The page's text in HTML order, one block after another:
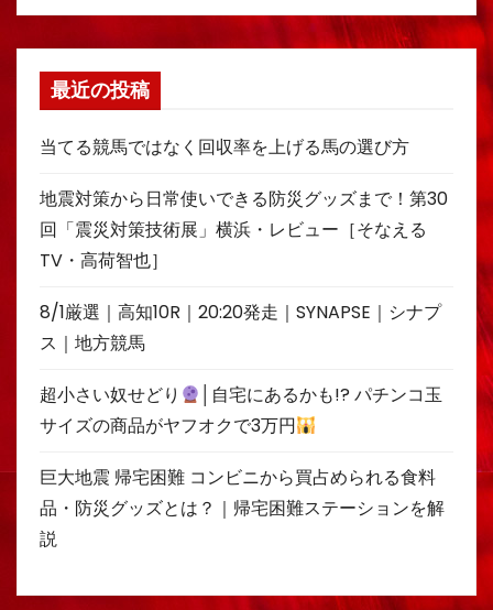
最近の投稿
当てる競馬ではなく回収率を上げる馬の選び方
地震対策から日常使いできる防災グッズまで！第30
回「震災対策技術展」横浜・レビュー［そなえる
TV・高荷智也］
8/1厳選｜高知10R｜20:20発走｜SYNAPSE｜シナプ
ス｜地方競馬
超小さい奴せどり
│自宅にあるかも!? パチンコ玉
サイズの商品がヤフオクで3万円
巨大地震 帰宅困難 コンビニから買占められる食料
品・防災グッズとは？｜帰宅困難ステーションを解
説